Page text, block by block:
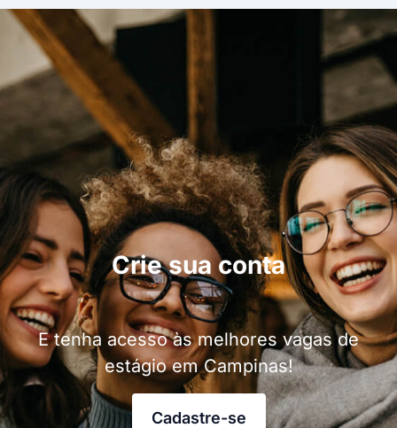
Crie sua conta
E tenha acesso às melhores vagas de
estágio em Campinas!
Cadastre-se